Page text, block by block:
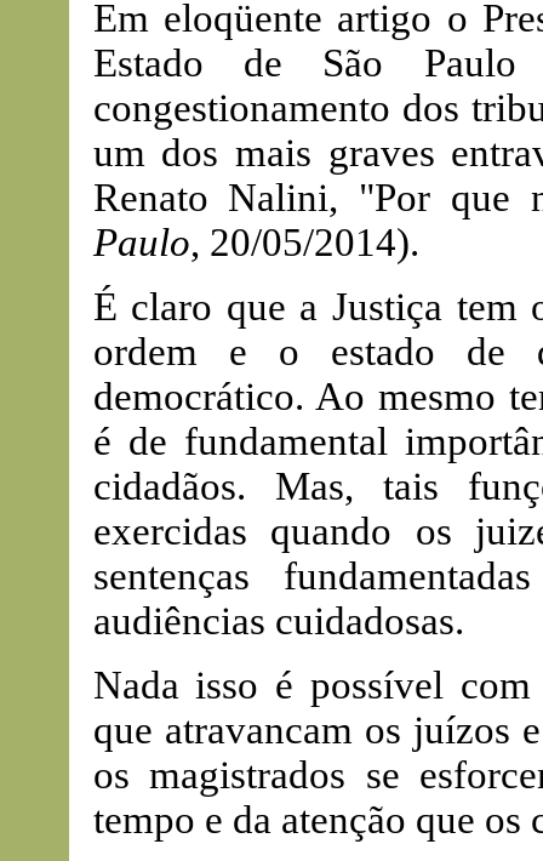
Em eloqüente artigo o
Estado de São
congestionamento dos
um dos mais graves
Renato Nalini, "Por que
Paulo, 20/05/2014).
É claro que a Justiça tem
ordem e o estado de
democrático. Ao mesmo
é de fundamental
cidadãos. Mas, tais
exercidas quando os
sentenças
audiências cuidadosas.
Nada isso é possível
que atravancam os juízos
os magistrados se
tempo e da atenção que os